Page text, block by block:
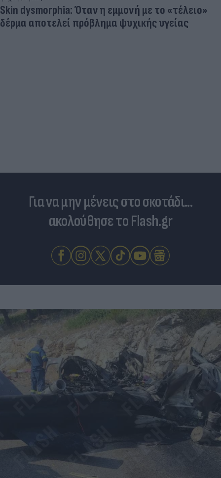
Skin dysmorphia: Όταν η εμμονή με το «τέλειο»
δέρμα αποτελεί πρόβλημα ψυχικής υγείας
Για να μην μένεις στο σκοτάδι...
ακολούθησε το Flash.gr